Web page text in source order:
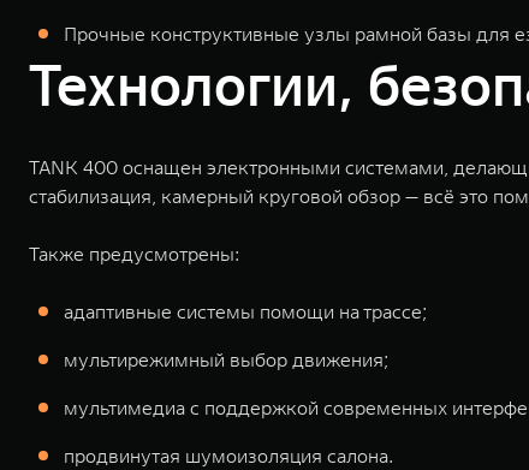
Прочные конструктивные узлы рамной базы для
Технологии,
TANK 400 оснащен электронными системами,
стабилизация, камерный круговой обзор — всё это
Также предусмотрены:
адаптивные системы помощи на трассе;
мультирежимный выбор движения;
мультимедиа с поддержкой современных
продвинутая шумоизоляция салона.